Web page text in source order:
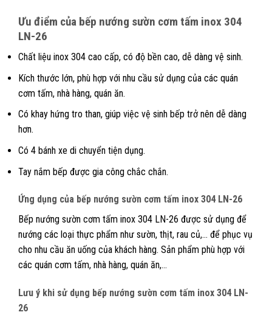
Ưu điểm của bếp nướng sườn cơm tấm inox 304
LN-26
Chất liệu inox 304 cao cấp, có độ bền cao, dễ dàng vệ sinh.
Kích thước lớn, phù hợp với nhu cầu sử dụng của các quán
cơm tấm, nhà hàng, quán ăn.
Có khay hứng tro than, giúp việc vệ sinh bếp trở nên dễ dàng
hơn.
Có 4 bánh xe di chuyển tiện dụng.
Tay nắm bếp được gia công chắc chắn.
Ứng dụng của bếp nướng sườn cơm tấm inox 304 LN-26
Bếp nướng sườn cơm tấm inox 304 LN-26 được sử dụng để
nướng các loại thực phẩm như sườn, thịt, rau củ,… để phục vụ
cho nhu cầu ăn uống của khách hàng. Sản phẩm phù hợp với
các quán cơm tấm, nhà hàng, quán ăn,…
Lưu ý khi sử dụng bếp nướng sườn cơm tấm inox 304 LN-
26